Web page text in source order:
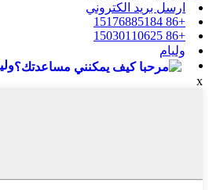
ارسل بريد الكتروني
+86 15176885184
+86 15030110625
وليام
x